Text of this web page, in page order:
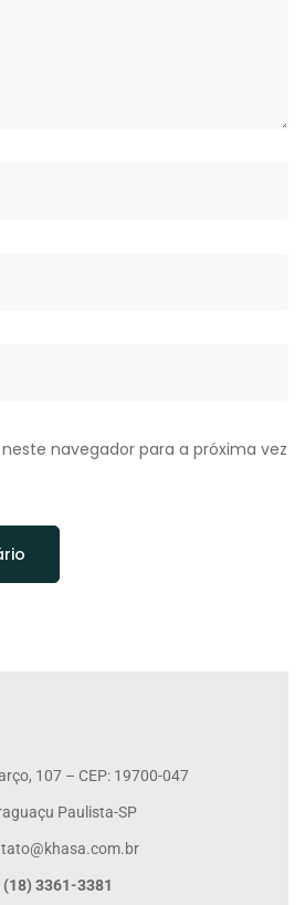
navegador para a próxima vez
107 – CEP: 19700-047
Paulista-SP
(18) 3361-3381